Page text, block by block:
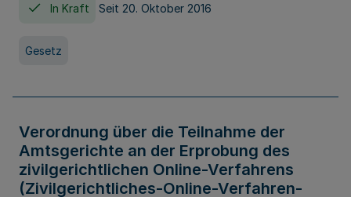
In Kraft Seit 20. Oktober 2016
Gesetz
Verordnung über die Teilnahme der
Amtsgerichte an der Erprobung des
zivilgerichtlichen Online-Verfahrens
(Zivilgerichtliches-Online-Verfahren-